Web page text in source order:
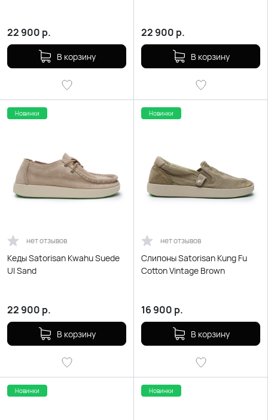
22 900 р.
В корзину
22 900 р.
В корзину
Новинки
нет отзывов
Кеды Satorisan Kwahu Suede
Ul Sand
22 900 р.
В корзину
Новинки
нет отзывов
Слипоны Satorisan Kung Fu
Cotton Vintage Brown
16 900 р.
В корзину
Новинки Новинки